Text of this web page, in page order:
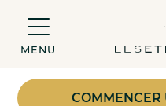
MENU
COMMENCER